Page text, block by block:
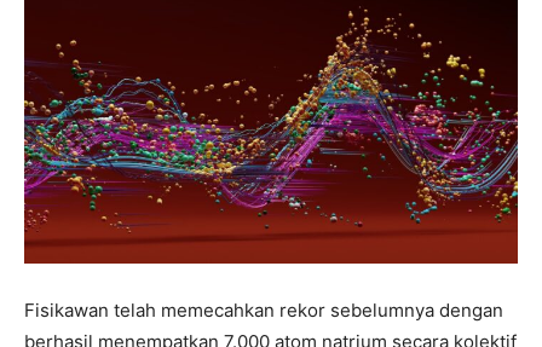
Fisikawan telah memecahkan rekor sebelumnya dengan
berhasil menempatkan 7.000 atom natrium secara kolektif